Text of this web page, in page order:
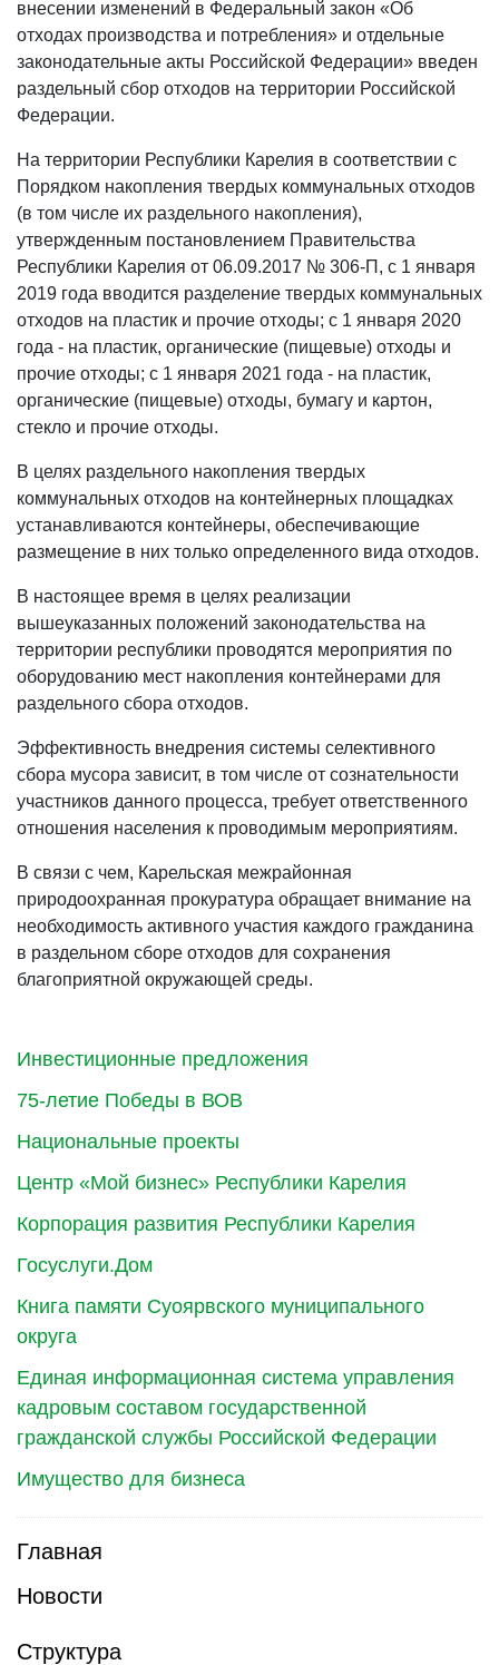
Инвестиционные предложения
75-летие Победы в ВОВ
Национальные проекты
Центр «Мой бизнес» Республики Карелия
Корпорация развития Республики Карелия
Госуслуги.Дом
Книга памяти Суоярвского муниципального
округа
Единая информационная система управления
кадровым составом государственной
гражданской службы Российской Федерации
Имущество для бизнеса
Главная
Новости
Структура
внесении изменений в Федеральный закон «Об
отходах производства и потребления» и отдельные
законодательные акты Российской Федерации» введен
раздельный сбор отходов на территории Российской
Федерации.
На территории Республики Карелия в соответствии с
Порядком накопления твердых коммунальных отходов
(в том числе их раздельного накопления),
утвержденным постановлением Правительства
Республики Карелия от 06.09.2017 № 306-П, с 1 января
2019 года вводится разделение твердых коммунальных
отходов на пластик и прочие отходы; с 1 января 2020
года - на пластик, органические (пищевые) отходы и
прочие отходы; с 1 января 2021 года - на пластик,
органические (пищевые) отходы, бумагу и картон,
стекло и прочие отходы.
В целях раздельного накопления твердых
коммунальных отходов на контейнерных площадках
устанавливаются контейнеры, обеспечивающие
размещение в них только определенного вида отходов.
В настоящее время в целях реализации
вышеуказанных положений законодательства на
территории республики проводятся мероприятия по
оборудованию мест накопления контейнерами для
раздельного сбора отходов.
Эффективность внедрения системы селективного
сбора мусора зависит, в том числе от сознательности
участников данного процесса, требует ответственного
отношения населения к проводимым мероприятиям.
В связи с чем, Карельская межрайонная
природоохранная прокуратура обращает внимание на
необходимость активного участия каждого гражданина
в раздельном сборе отходов для сохранения
благоприятной окружающей среды.